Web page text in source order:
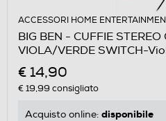
ACCESSORI HOME
BIG BEN - CUFFIE
VIOLA/VERDE SWITCH-
€ 14,90
€ 19,99 consigliato
Acquisto online: disponibile